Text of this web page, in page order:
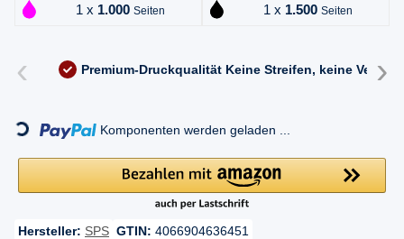
1 x 1.000 Seiten 1 x 1.500 Seiten
‹ Premium-Druckqualität Keine Streifen, keine ›
Loading... Komponenten werden geladen ...
Hersteller: SPS GTIN: 4066904636451